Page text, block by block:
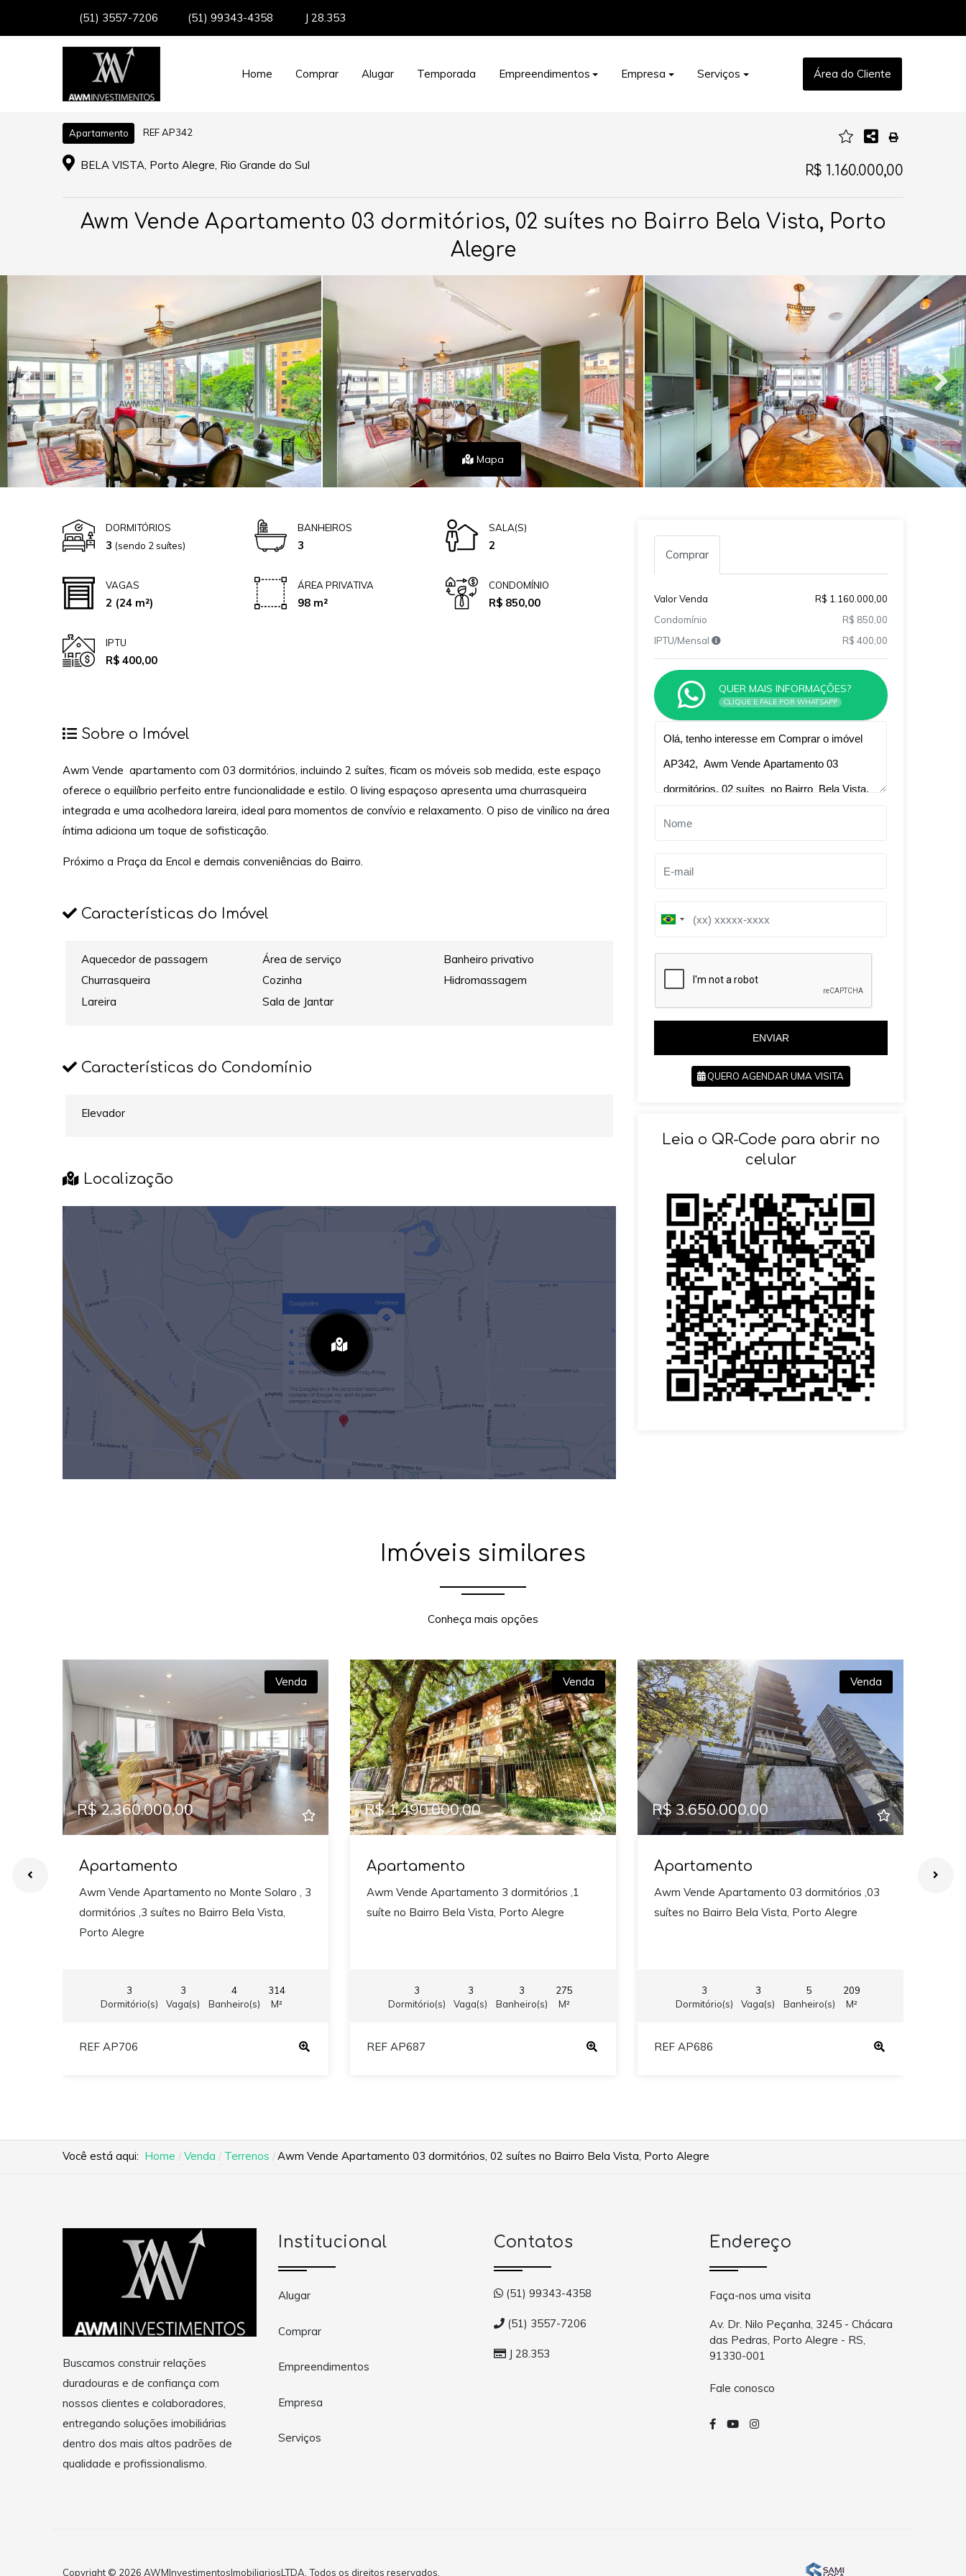
(51) 3557-7206 (51) 99343-4358 J 28.353
Home Comprar Alugar Temporada Empreendimentos Empresa Serviços Área do Cliente
Apartamento REF AP342
BELA VISTA, Porto Alegre, Rio Grande do Sul R$ 1.160.000,00
Awm Vende Apartamento 03 dormitórios, 02 suítes no Bairro Bela Vista, Porto
Alegre
Mapa
DORMITÓRIOS
3 (sendo 2 suítes)
BANHEIROS
3
SALA(S)
2
VAGAS
2 (24 m²)
ÁREA PRIVATIVA
98 m²
CONDOMÍNIO
R$ 850,00
IPTU
R$ 400,00
Sobre o Imóvel
Awm Vende apartamento com 03 dormitórios, incluindo 2 suítes, ficam os móveis sob medida, este espaço
oferece o equilíbrio perfeito entre funcionalidade e estilo. O living espaçoso apresenta uma churrasqueira
integrada e uma acolhedora lareira, ideal para momentos de convívio e relaxamento. O piso de vinílico na área
íntima adiciona um toque de sofisticação.
Próximo a Praça da Encol e demais conveniências do Bairro.
Características do Imóvel
Aquecedor de passagem Área de serviço
Banheiro privativo
Churrasqueira
Cozinha
Hidromassagem
Lareira
Sala de Jantar
Características do Condomínio
Elevador
Localização
Comprar
Valor Venda
R$ 1.160.000,00
Condomínio
R$ 850,00
IPTU/Mensal
R$ 400,00
QUER MAIS INFORMAÇÕES?
CLIQUE E FALE POR WHATSAPP
B
i
l
ENVIAR
QUERO AGENDAR UMA VISITA
z
VOLTAR
Leia o QR-Code para abrir no
celular
Imóveis similares
Conheça mais opções
Previous Next
Venda
R$ 2.360.000,00
Apartamento
Awm Vende Apartamento no Monte Solaro , 3
dormitórios ,3 suítes no Bairro Bela Vista,
Porto Alegre
3
Dormitório(s)
3
Vaga(s)
4
Banheiro(s)
314
M²
REF AP706
Previous Next
Venda
R$ 1.490.000,00
Apartamento
Awm Vende Apartamento 3 dormitórios ,1
suíte no Bairro Bela Vista, Porto Alegre
3
Dormitório(s)
3
Vaga(s)
3
Banheiro(s)
275
M²
REF AP687
Previous Next
Venda
R$ 3.650.000,00
Apartamento
Awm Vende Apartamento 03 dormitórios ,03
suítes no Bairro Bela Vista, Porto Alegre
3
Dormitório(s)
3
Vaga(s)
5
Banheiro(s)
209
M²
REF AP686
Você está aqui: Home Venda Terrenos Awm Vende Apartamento 03 dormitórios, 02 suítes no Bairro Bela Vista, Porto Alegre
Buscamos construir relações
duradouras e de confiança com
nossos clientes e colaboradores,
entregando soluções imobiliárias
dentro dos mais altos padrões de
qualidade e profissionalismo.
Institucional
Alugar
Comprar
Empreendimentos
Empresa
Serviços
Contatos
(51) 99343-4358
(51) 3557-7206
J 28.353
Endereço
Faça-nos uma visita
Av. Dr. Nilo Peçanha, 3245 - Chácara
das Pedras, Porto Alegre - RS,
91330-001
Fale conosco
Copyright © 2026 AWMInvestimentosImobiliariosLTDA. Todos os direitos reservados.